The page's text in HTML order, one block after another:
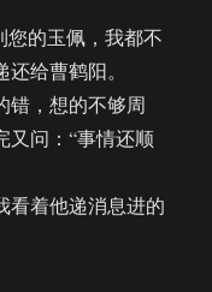
的玉佩，我都不
给曹鹤阳。
，想的不够周
又问：“事情还顺
着他递消息进的